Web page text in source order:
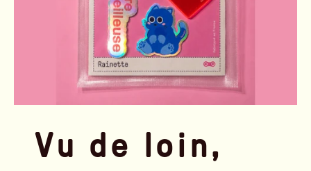
Vu de loin,